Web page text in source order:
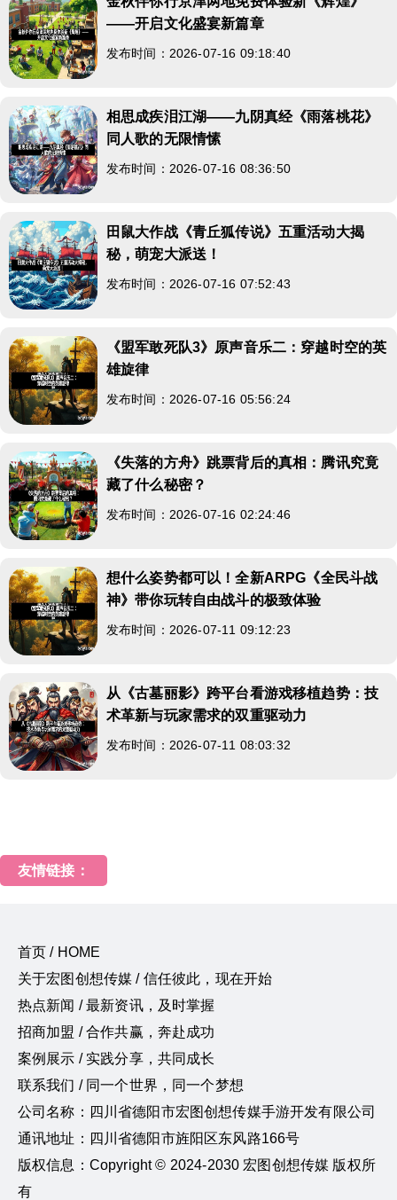
——开启文化盛宴新篇章
发布时间：2026-07-16 09:18:40
相思成疾泪江湖——九阴真经《雨落桃花》
同人歌的无限情愫
发布时间：2026-07-16 08:36:50
田鼠大作战《青丘狐传说》五重活动大揭
秘，萌宠大派送！
发布时间：2026-07-16 07:52:43
《盟军敢死队3》原声音乐二：穿越时空的英
雄旋律
发布时间：2026-07-16 05:56:24
《失落的方舟》跳票背后的真相：腾讯究竟
藏了什么秘密？
发布时间：2026-07-16 02:24:46
想什么姿势都可以！全新ARPG《全民斗战
神》带你玩转自由战斗的极致体验
发布时间：2026-07-11 09:12:23
从《古墓丽影》跨平台看游戏移植趋势：技
术革新与玩家需求的双重驱动力
发布时间：2026-07-11 08:03:32
友情链接：
首页 / HOME
关于宏图创想传媒 / 信任彼此，现在开始
热点新闻 / 最新资讯，及时掌握
招商加盟 / 合作共赢，奔赴成功
案例展示 / 实践分享，共同成长
联系我们 / 同一个世界，同一个梦想
公司名称：四川省德阳市宏图创想传媒手游开发有限公司
通讯地址：四川省德阳市旌阳区东风路166号
版权信息：Copyright © 2024-2030 宏图创想传媒 版权所
有